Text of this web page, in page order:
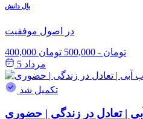
بال دانش
در اصول موفقیت
400,000 تومان - 500,000 تومان
مرداد 5
تکمیل شد